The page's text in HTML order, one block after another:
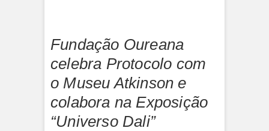
Fundação Oureana
celebra Protocolo com
o Museu Atkinson e
colabora na Exposição
“Universo Dali”